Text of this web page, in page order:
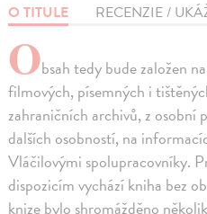
O TITULE RECENZIE /
Obsah tedy bude založen
filmových, písemných i
zahraničních archivů, z osobní
dalších osobností, na
Vláčilovými spolupracovníky.
dispozicím vychází kniha bez
knize bylo shromážděno